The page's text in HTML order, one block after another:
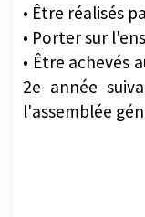
• Être réalisés
• Porter sur
• Être achevés
2e année
l'assemblée